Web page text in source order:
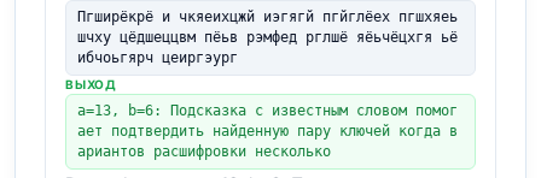
Пгширёкрё и чкяеихцжй иэгягй пгйглёех пгшхяеь
шчху цёдшеццвм пёьв рэмфед рглшё яёьчёцхгя ьё
ибчоьгярч цеиргэург
ВЫХОД
a=13, b=6: Подсказка с известным словом помог
ает подтвердить найденную пару ключей когда в
ариантов расшифровки несколько